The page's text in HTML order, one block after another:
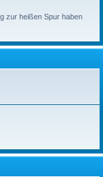
zur heißen Spur haben